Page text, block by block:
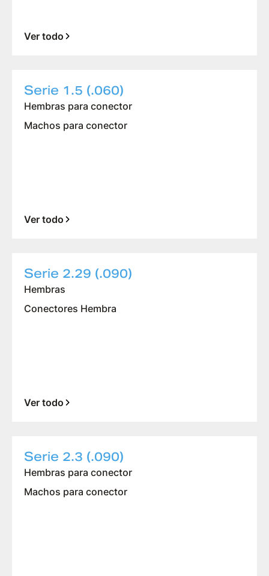
Ver todo
Serie 1.5 (.060)
Hembras para conector
Machos para conector
Ver todo
Serie 2.29 (.090)
Hembras
Conectores Hembra
Ver todo
Serie 2.3 (.090)
Hembras para conector
Machos para conector